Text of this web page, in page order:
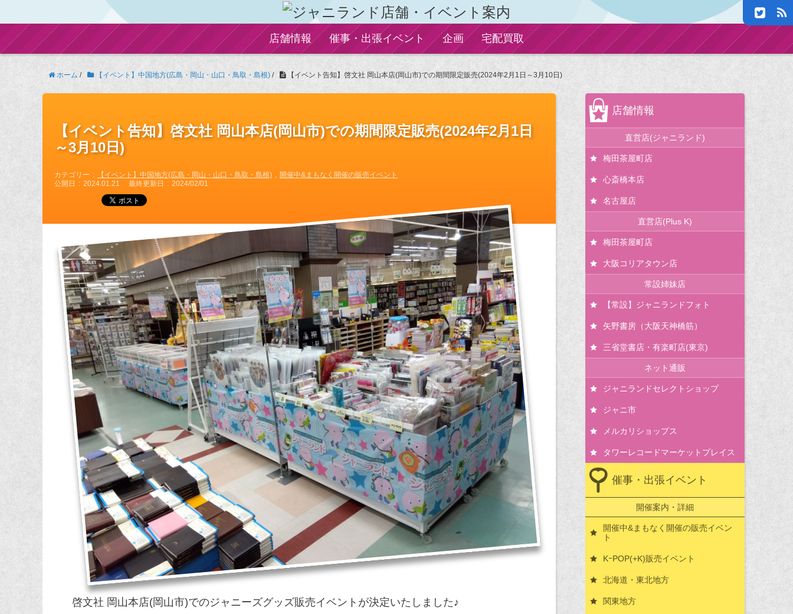
店舗情報 催事・出張イベント 企画 宅配買取
ホーム / 【イベント】中国地方(広島・岡山・山口・鳥取・島根) / 【イベント告知】啓文社 岡山本店(岡山市)での期間限定販売(2024年2月1日～3月10日)
【イベント告知】啓文社 岡山本店(岡山市)での期間限定販売(2024年2月1日
～3月10日)
カテゴリー 【イベント】中国地方(広島・岡山・山口・鳥取・島根)
開催中&まもなく開催の販売イベント
公開日
2024.01.21 最終更新日 2024/02/01
啓文社 岡山本店(岡山市)でのジャニーズグッズ販売イベントが決定いたしました♪
店舗情報
直営店(ジャニランド)
梅田茶屋町店
心斎橋本店
名古屋店
直営店(Plus K)
梅田茶屋町店
大阪コリアタウン店
常設姉妹店
【常設】ジャニランドフォト
矢野書房（大阪天神橋筋）
三省堂書店・有楽町店(東京)
ネット通販
ジャニランドセレクトショップ
ジャニ市
メルカリショップス
タワーレコードマーケットプレイス
催事・出張イベント
開催案内・詳細
開催中&まもなく開催の販売イベン
ト
KｰPOP(+K)販売イベント
北海道・東北地方
関東地方